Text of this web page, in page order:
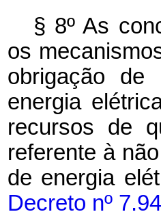
§ 8º As
os
obrigação de
energia
recursos de
referente à
de energia
Decreto nº